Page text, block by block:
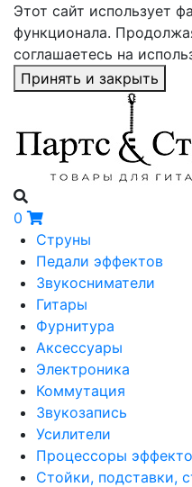
Этот сайт использует
функционала.
соглашаетесь на
Принять и закрыть
0
Струны
Педали эффектов
Звукосниматели
Гитары
Фурнитура
Аксессуары
Электроника
Коммутация
Звукозапись
Усилители
Процессоры
Стойки, подставки,